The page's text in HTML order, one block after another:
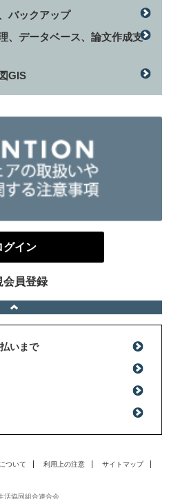
バックアップ
、データベース、論文作成支
GIS
グイン
会員登録
いまで
ついて 利用上の注意 サイトマップ
活協同組合連合会